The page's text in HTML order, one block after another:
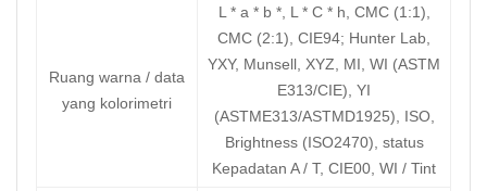
Ruang warna / data
yang kolorimetri
L * a * b *, L * C * h, CMC (1:1),
CMC (2:1), CIE94; Hunter Lab,
YXY, Munsell, XYZ, MI, WI (ASTM
E313/CIE), YI
(ASTME313/ASTMD1925), ISO,
Brightness (ISO2470), status
Kepadatan A / T, CIE00, WI / Tint